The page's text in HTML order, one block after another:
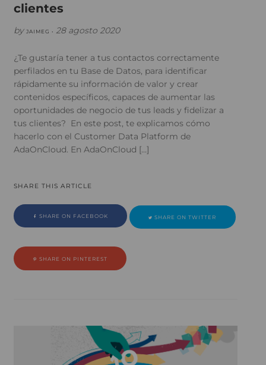
clientes
by JAIMEG • 28 agosto 2020
¿Te gustaría tener a tus contactos correctamente
perfilados en tu Base de Datos, para identificar
rápidamente su información de valor y crear
contenidos específicos, capaces de aumentar las
oportunidades de negocio de tus leads y fidelizar a
tus clientes? En este post, te explicamos cómo
hacerlo con el Customer Data Platform de
AdaOnCloud. En AdaOnCloud […]
SHARE THIS ARTICLE
SHARE ON FACEBOOK SHARE ON TWITTER
SHARE ON PINTEREST